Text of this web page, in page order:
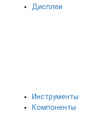
Дисплеи
Инструменты
Компоненты